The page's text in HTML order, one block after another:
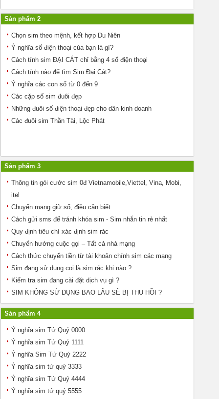
Sản phẩm 2
Chọn sim theo mệnh, kết hợp Du Niên
Ý nghĩa số điện thoại của bạn là gì?
Cách tính sim ĐẠI CÁT chỉ bằng 4 số điện thoại
Cách tính nào để tìm Sim Đại Cát?
Ý nghĩa các con số từ 0 đến 9
Các cặp số sim đuôi đẹp
Những đuôi số điện thoại đẹp cho dân kinh doanh
Các đuôi sim Thần Tài, Lộc Phát
Sản phẩm 3
Thông tin gói cước sim 0đ Vietnamobile,Viettel, Vina, Mobi,
itel
Chuyển mạng giữ số, điều cần biết
Cách gửi sms để tránh khóa sim - Sim nhắn tin rẻ nhất
Quy định tiêu chí xác định sim rác
Chuyển hướng cuộc gọi – Tất cả nhà mạng
Cách thức chuyển tiền từ tài khoản chính sim các mạng
Sim đang sử dụng coi là sim rác khi nào ?
Kiểm tra sim đang cài đặt dịch vụ gì ?
SIM KHÔNG SỬ DỤNG BAO LÂU SẼ BỊ THU HỒI ?
Sản phẩm 4
Ý nghĩa sim Tứ Quý 0000
Ý nghĩa sim Tứ Quý 1111
Ý nghĩa Sim Tứ Quý 2222
Ý nghĩa sim tứ quý 3333
Ý nghĩa sim Tứ Quý 4444
Ý nghĩa sim tứ quý 5555